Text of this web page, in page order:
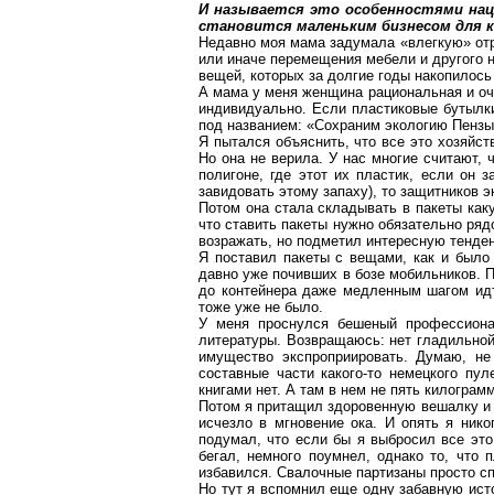
И называется это особенностями
становится маленьким бизнесом для
Недавно моя мама задумала «влегкую»
или иначе перемещения мебели и другого
вещей, которых за долгие годы
А мама у меня женщина рациональная и
индивидуально. Если пластиковые
под названием: «Сохраним экологию
Я пытался объяснить, что все это
Но она не верила. У нас многие считают,
полигоне, где этот их пластик, если он
завидовать этому запаху), то защитников
Потом она стала складывать в пакеты
что ставить пакеты нужно обязательно
возражать, но подметил интересную
Я поставил пакеты с вещами, как и было
давно уже почивших в боземобильников.
до контейнера даже медленным шагом
тоже уже не было.
У меня проснулся бешеный
литературы. Возвращаюсь: нет
имущество экспроприировать. Думаю,
составные части какого-то немецкого
книгами нет. А там в нем не пять
Потом я притащилздоровенную вешалку и
исчезло в мгновение ока. И опять я
подумал, что если бы я выбросил все
бегал, немного поумнел, однако то,
избавился. Свалочные партизаны просто
Но тут я вспомнил еще одну забавную